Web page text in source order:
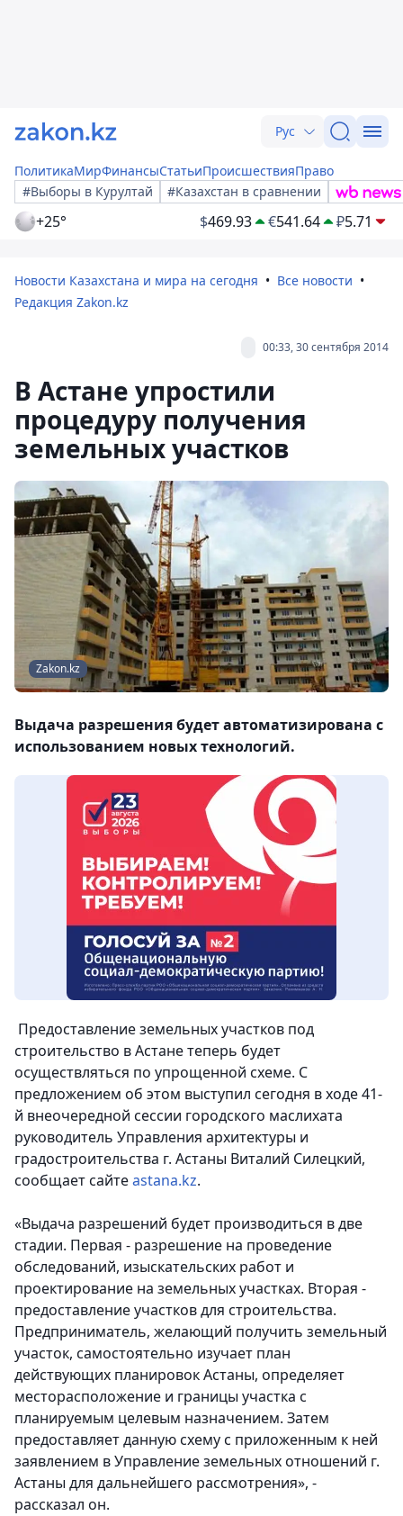
Рус
ПолитикаМирФинансыСтатьиПроисшествияПраво
#Выборы в Курултай
#Казахстан в сравнении
+25° $469.93 €541.64 ₽5.71
Новости Казахстана и мира на сегодня
Все новости
Редакция Zakon.kz
00:33, 30 сентября 2014
В Астане упростили
процедуру получения
земельных участков
Zakon.kz
Выдача разрешения будет автоматизирована с
использованием новых технологий.
Предоставление земельных участков под
строительство в Астане теперь будет
осуществляться по упрощенной схеме. С
предложением об этом выступил сегодня в ходе 41-
й внеочередной сессии городского маслихата
руководитель Управления архитектуры и
градостроительства г. Астаны Виталий Силецкий,
сообщает сайтеastana.kz.
«Выдача разрешений будет производиться в две
стадии. Первая - разрешение на проведение
обследований, изыскательских работ и
проектирование на земельных участках. Вторая -
предоставление участков для строительства.
Предприниматель, желающий получить земельный
участок, самостоятельно изучает план
действующих планировок Астаны, определяет
месторасположение и границы участка с
планируемым целевым назначением. Затем
предоставляет данную схему с приложенным к ней
заявлением в Управление земельных отношений г.
Астаны для дальнейшего рассмотрения», -
рассказал он.